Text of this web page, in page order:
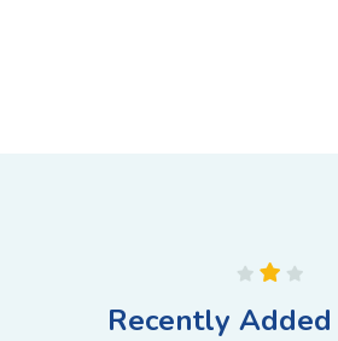
Recently